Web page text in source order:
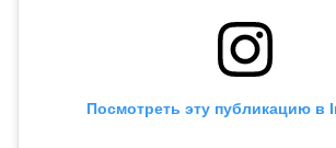
Посмотреть эту публикацию в